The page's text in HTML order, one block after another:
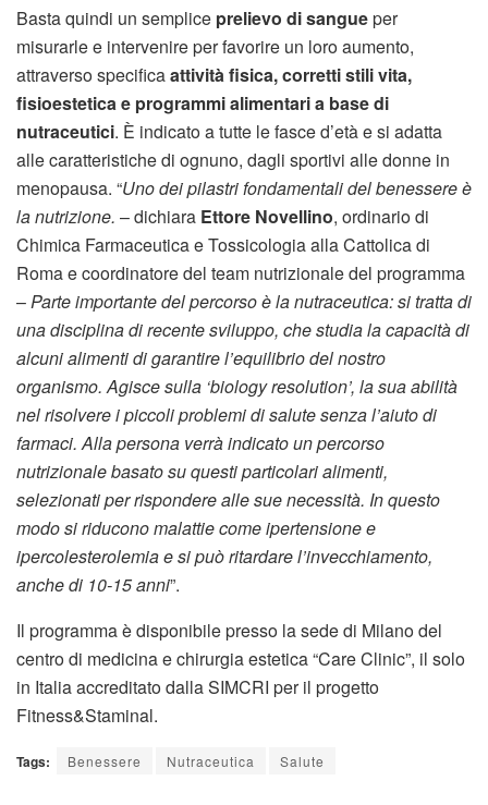
Basta quindi un semplice prelievo di sangueper
misurarle e intervenire per favorire un loro aumento,
attraverso specificaattività fisica, corretti stili vita,
fisioestetica e programmi alimentari a base di
nutraceutici. È indicato a tutte le fasce d’età e si adatta
alle caratteristiche di ognuno, dagli sportivi alle donne in
menopausa. “Uno dei pilastri fondamentali del benessere è
la nutrizione. – dichiara Ettore Novellino, ordinario di
Chimica Farmaceutica e Tossicologia alla Cattolica di
Roma e coordinatore del team nutrizionale del programma
–Parte importante del percorso è la nutraceutica: si tratta di
una disciplina di recente sviluppo, che studia la capacità di
alcuni alimenti di garantire l’equilibrio del nostro
organismo. Agisce sulla ‘biology resolution’, la sua abilità
nel risolvere i piccoli problemi di salute senza l’aiuto di
farmaci. Alla persona verrà indicato un percorso
nutrizionale basato su questi particolari alimenti,
selezionati per rispondere alle sue necessità. In questo
modo si riducono malattie come ipertensione e
ipercolesterolemia e si può ritardare l’invecchiamento,
anche di 10-15 anni”.
Il programma è disponibile presso la sede di Milano del
centro di medicina e chirurgia estetica “Care Clinic”, il solo
in Italia accreditato dalla SIMCRI per il progetto
Fitness&Staminal.
Tags: Benessere Nutraceutica Salute